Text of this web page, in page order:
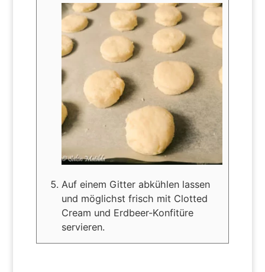
Auf einem Gitter abkühlen lassen
und möglichst frisch mit Clotted
Cream und Erdbeer-Konfitüre
servieren.